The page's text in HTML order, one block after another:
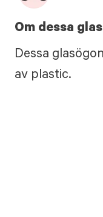
Om dessa
Dessa
av plastic.